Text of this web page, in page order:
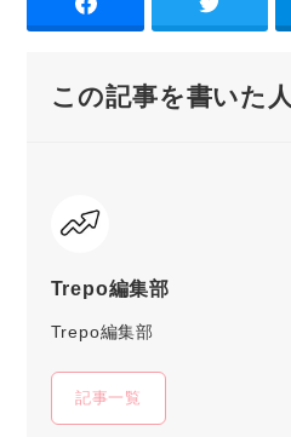
この記事を書いた人
Trepo編集部
Trepo編集部
記事一覧